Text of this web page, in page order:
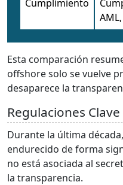
Cumplimiento
AML,
Esta comparación
offshore solo se vuelve
desaparece la
Regulaciones
Durante la última
endurecido de forma
no está asociada al
la transparencia.